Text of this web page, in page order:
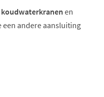
en
andere aansluiting